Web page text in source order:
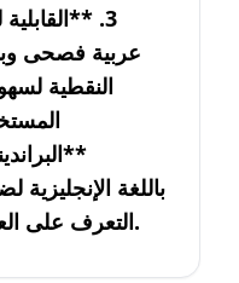
3.
عربية فصحى
النقطية
التعرف على العلامة التجارية عالمياً ومحلياً.